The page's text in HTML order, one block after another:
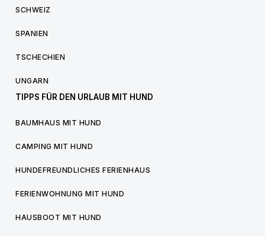
SCHWEIZ
SPANIEN
TSCHECHIEN
UNGARN
TIPPS FÜR DEN URLAUB MIT HUND
BAUMHAUS MIT HUND
CAMPING MIT HUND
HUNDEFREUNDLICHES FERIENHAUS
FERIENWOHNUNG MIT HUND
HAUSBOOT MIT HUND